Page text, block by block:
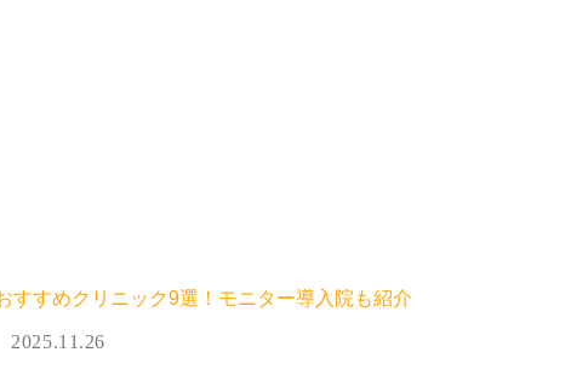
すすめクリニック9選！モニター導入院も紹介
2025.11.26